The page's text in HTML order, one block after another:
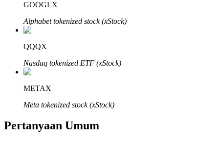
GOOGLX
Alphabet tokenized stock (xStock)
QQQX
Nasdaq tokenized ETF (xStock)
METAX
Meta tokenized stock (xStock)
Pertanyaan Umum